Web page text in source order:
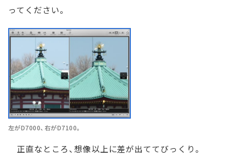
ってください。
左がD7000、右がD7100。
正直なところ、想像以上に差が出ててびっくり。